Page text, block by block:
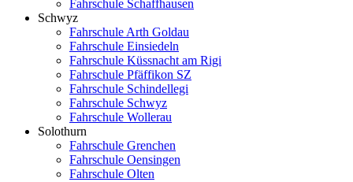
Fahrschule Schaffhausen
Schwyz
Fahrschule Arth Goldau
Fahrschule Einsiedeln
Fahrschule Küssnacht am Rigi
Fahrschule Pfäffikon SZ
Fahrschule Schindellegi
Fahrschule Schwyz
Fahrschule Wollerau
Solothurn
Fahrschule Grenchen
Fahrschule Oensingen
Fahrschule Olten